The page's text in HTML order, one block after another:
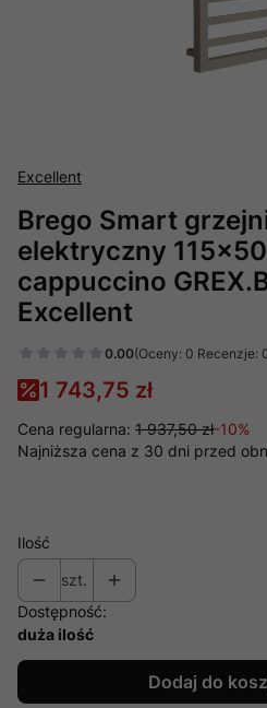
Excellent
Brego Smart
elektryczny
cappuccino
Excellent
0.00(Oceny: 0 Recenzje:
1 743,75 zł
Cena regularna: 1 937,50 zł-10%
Najniższa cena z 30 dni przed
Ilość
szt.
Dostępność:
duża ilość
Dodaj do